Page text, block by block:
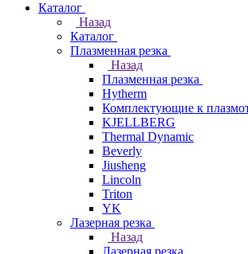
Каталог
Назад
Каталог
Плазменная резка
Назад
Плазменная резка
Hytherm
Комплектующие к
KJELLBERG
Thermal Dynamic
Beverly
Jiusheng
Lincoln
Triton
YK
Лазерная резка
Назад
Лазерная резка